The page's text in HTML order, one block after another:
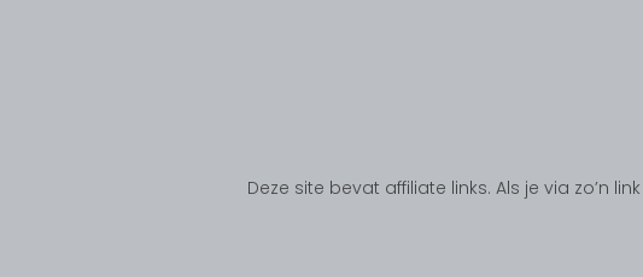
Deze site bevat affiliate links. Als je via zo’n